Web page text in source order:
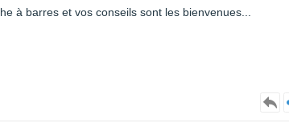
à barres et vos conseils sont les bienvenues...